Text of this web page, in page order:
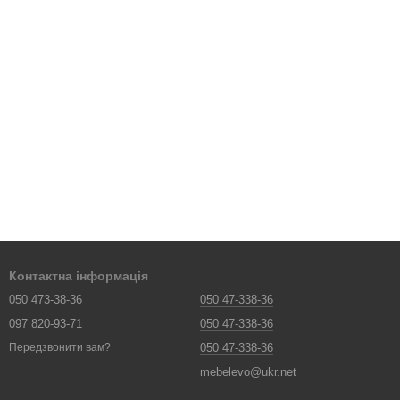
Контактна інформація
050 473-38-36
097 820-93-71
Передзвонити вам?
050 47-338-36
050 47-338-36
050 47-338-36
mebelevo@ukr.net